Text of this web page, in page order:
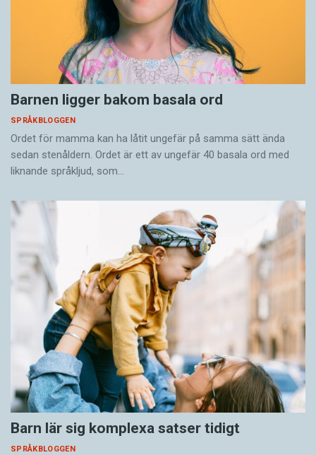
Barnen ligger bakom basala ord
SPRÅKBLOGGEN
Ordet för mamma kan ha låtit ungefär på samma sätt ända
sedan stenåldern. Ordet är ett av ungefär 40 basala ord med
liknande språkljud, som…
Barn lär sig komplexa satser tidigt
SPRÅKBLOGGEN